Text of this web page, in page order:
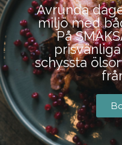
Avrunda
miljö med
På
schyssta